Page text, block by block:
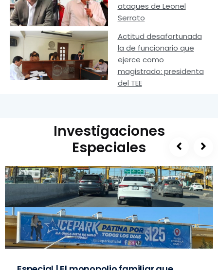
ataques de Leonel
Serrato
Actitud desafortunada
la de funcionario que
ejerce como
magistrado: presidenta
del TEE
Investigaciones
Especiales